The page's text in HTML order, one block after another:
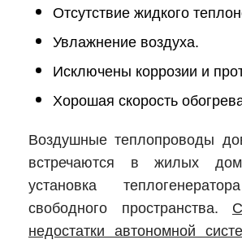
Отсутствие жидкого
Увлажнение воздуха.
Исключены коррозии и
Хорошая скорость
Воздушные теплопроводы
встречаются в жилых
установка
свободного пространства.
недостатки автономной